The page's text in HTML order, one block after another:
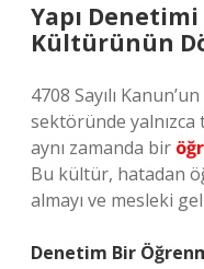
Yapı
Kültürünün
4708 Sayılı
sektöründe yalnızca
aynı zamanda bir
Bu kültür, hatadan
almayı ve mesleki
Denetim Bir